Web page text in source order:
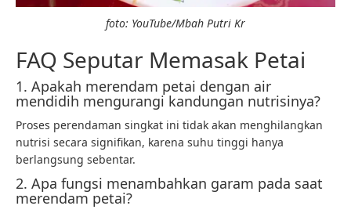
foto: YouTube/Mbah Putri Kr
FAQ Seputar Memasak Petai
1. Apakah merendam petai dengan air
mendidih mengurangi kandungan nutrisinya?
Proses perendaman singkat ini tidak akan menghilangkan
nutrisi secara signifikan, karena suhu tinggi hanya
berlangsung sebentar.
2. Apa fungsi menambahkan garam pada saat
merendam petai?